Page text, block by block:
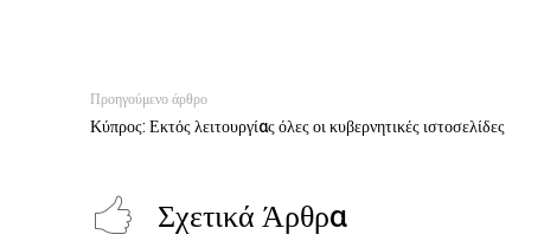
Προηγούμενο άρθρο
Κύπρος: Εκτός λειτουργίας όλες οι κυβερνητικές ιστοσελίδες
Σχετικά Άρθρα